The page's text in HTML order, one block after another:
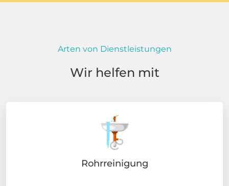
Arten von Dienstleistungen
Wir helfen mit
Rohrreinigung